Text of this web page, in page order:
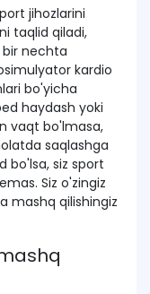
jihozlarini
taqlid qiladi,
nechta
kardio
bo'yicha
haydash yoki
vaqt bo'lmasa,
saqlashga
bo'lsa, siz sport
Siz o'zingiz
mashq qilishingiz